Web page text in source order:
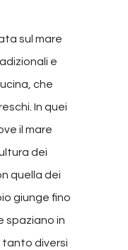
sul mare
e
che
In quei
il mare
dei
quella dei
giunge fino
spaziano in
tanto diversi